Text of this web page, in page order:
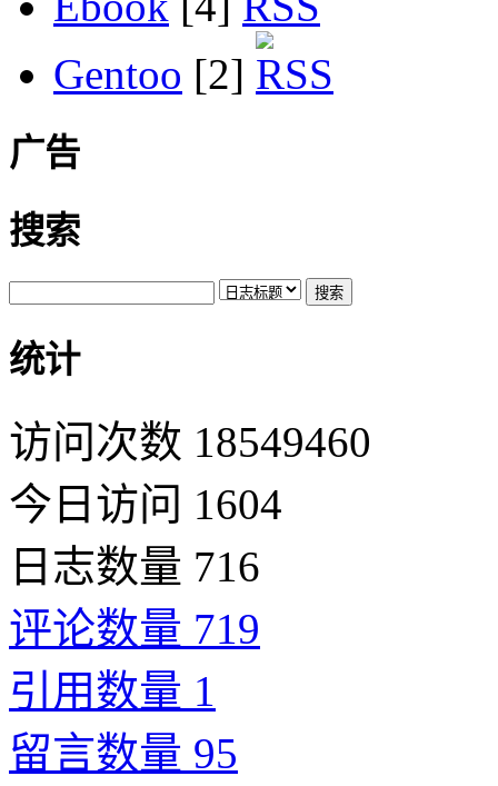
Gentoo [2]
广告
搜索
统计
访问次数 18549460
今日访问 1604
日志数量 716
评论数量 719
引用数量 1
留言数量 95